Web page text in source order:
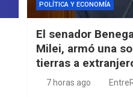
POLÍTICA Y ECONOMÍA
El senador
Milei, armó una
tierras a
7 horas ago